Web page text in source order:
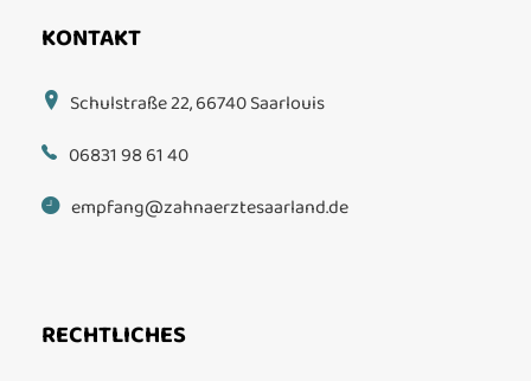
KONTAKT
Schulstraße 22, 66740 Saarlouis
06831 98 61 40
empfang@zahnaerztesaarland.de
RECHTLICHES